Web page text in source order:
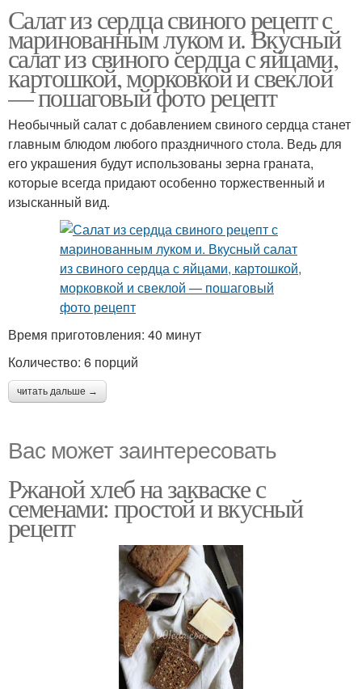
Салат из сердца свиного рецепт с
маринованным луком и. Вкусный
салат из свиного сердца с яйцами,
картошкой, морковкой и свеклой
— пошаговый фото рецепт
Необычный салат с добавлением свиного сердца станет
главным блюдом любого праздничного стола. Ведь для
его украшения будут использованы зерна граната,
которые всегда придают особенно торжественный и
изысканный вид.
Время приготовления: 40 минут
Количество: 6 порций
читать дальше →
Вас может заинтересовать
Ржаной хлеб на закваске с
семенами: простой и вкусный
рецепт